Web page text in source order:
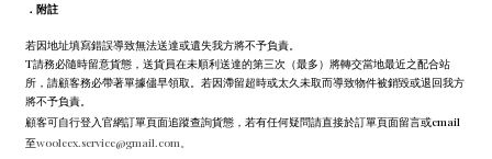
． 附註
若因地址填寫錯誤導致無法送達或遺失我方將不予負責。
T請務必隨時留意貨態，送貨員在未順利送達的第三次（最多）將轉交當地最近之配合站
所，請顧客務必帶著單據儘早領取。若因滯留超時或太久未取而導致物件被銷毀或退回我方
將不予負責。
顧客可自行登入官網訂單頁面追蹤查詢貨態，若有任何疑問請直接於訂單頁面留言或email
至wooleex.service@gmail.com。